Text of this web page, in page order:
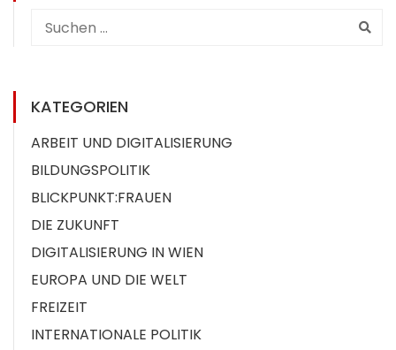
KATEGORIEN
ARBEIT UND DIGITALISIERUNG
BILDUNGSPOLITIK
BLICKPUNKT:FRAUEN
DIE ZUKUNFT
DIGITALISIERUNG IN WIEN
EUROPA UND DIE WELT
FREIZEIT
INTERNATIONALE POLITIK